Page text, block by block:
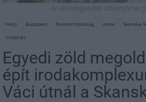
Az épületegyeüttes látványterve
Helyi Budapest fenntarthatóság iroda
Skanska
irodaház
Egyedi zöld
épít
Váci útnál a